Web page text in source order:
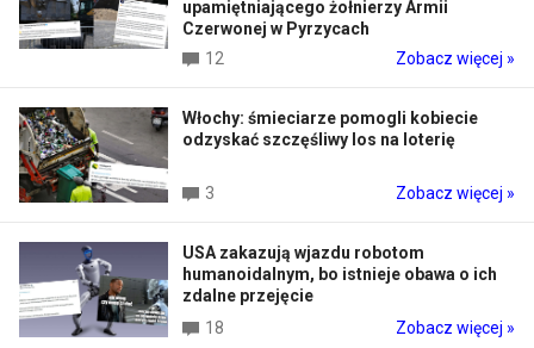
upamiętniającego żołnierzy Armii
Czerwonej w Pyrzycach
12
Zobacz więcej »
Włochy: śmieciarze pomogli kobiecie
odzyskać szczęśliwy los na loterię
3 Zobacz więcej »
USA zakazują wjazdu robotom
humanoidalnym, bo istnieje obawa o ich
zdalne przejęcie
18
Zobacz więcej »